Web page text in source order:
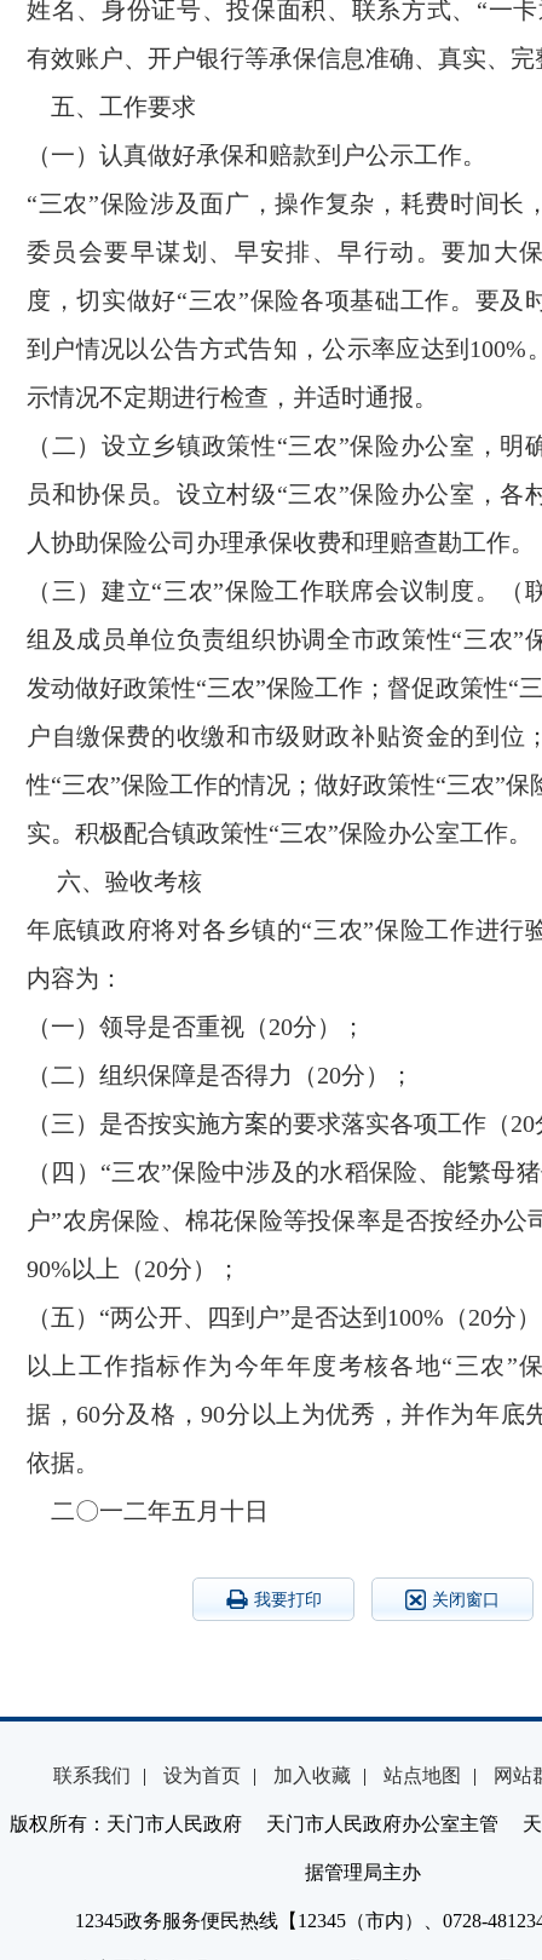
姓名、身份证号、投保面积、联系方式、“一
有效账户、开户银行等承保信息准确、真实、完
五、工作要求
（一）认真做好承保和赔款到户公示工作。
“三农”保险涉及面广，操作复杂，耗费时间长
委员会要早谋划、早安排、早行动。要加大
度，切实做好“三农”保险各项基础工作。要及
到户情况以公告方式告知，公示率应达到100%
示情况不定期进行检查，并适时通报。
（二）设立乡镇政策性“三农”保险办公室，明
员和协保员。设立村级“三农”保险办公室，各
人协助保险公司办理承保收费和理赔查勘工作。
（三）建立“三农”保险工作联席会议制度。（
组及成员单位负责组织协调全市政策性“三农”
发动做好政策性“三农”保险工作；督促政策性“
户自缴保费的收缴和市级财政补贴资金的到位
性“三农”保险工作的情况；做好政策性“三农”保
实。积极配合镇政策性“三农”保险办公室工作。
六、验收考核
年底镇政府将对各乡镇的“三农”保险工作进行
内容为：
（一）领导是否重视（20分）；
（二）组织保障是否得力（20分）；
（三）是否按实施方案的要求落实各项工作（
（四）“三农”保险中涉及的水稻保险、能繁母
户”农房保险、棉花保险等投保率是否按经办公
90%以上（20分）；
（五）“两公开、四到户”是否达到100%（20分
以上工作指标作为今年年度考核各地“三农”
据，60分及格，90分以上为优秀，并作为年底
依据。
二〇一二年五月十日
我要打印 关闭窗口
联系我们 | 设为首页 | 加入收藏 | 站点地图 | 网站
版权所有：天门市人民政府 天门市人民政府办公室主管 天
据管理局主办
12345政务服务便民热线【12345（市内）、0728-